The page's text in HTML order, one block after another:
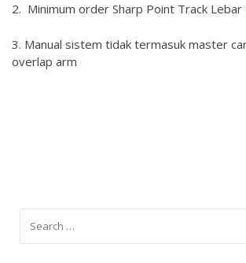
2. Minimum order Sharp Point Track
3. Manual sistem tidak termasuk master
overlap arm